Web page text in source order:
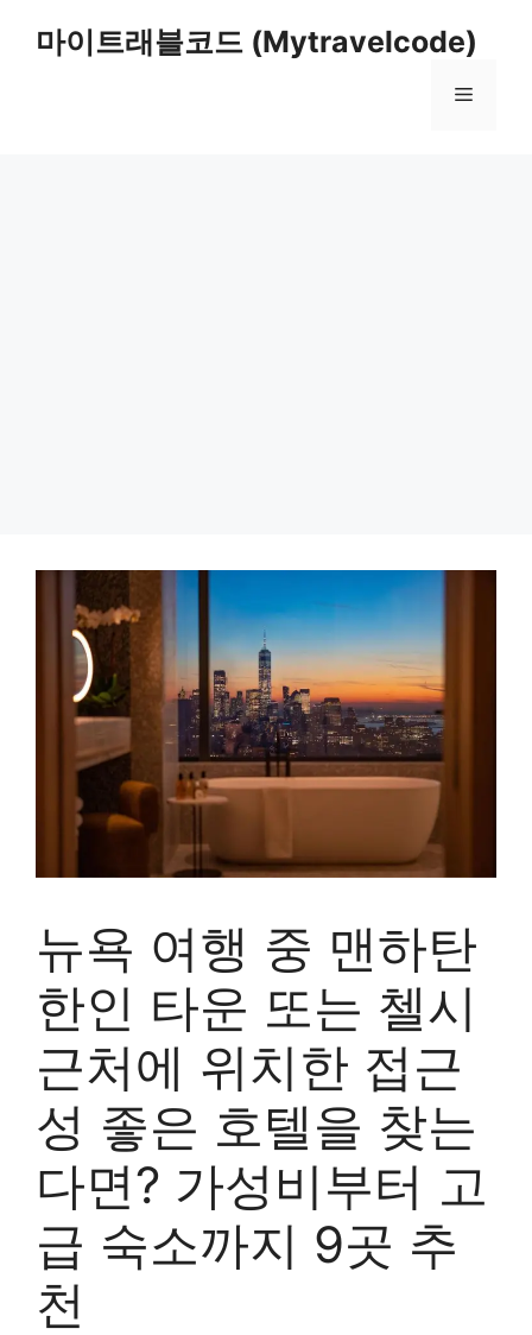
마이트래블코드 (Mytravelcode)
메
뉴욕 여행 중 맨하탄
한인 타운 또는 첼시
근처에 위치한 접근
성 좋은 호텔을 찾는
다면? 가성비부터 고
급 숙소까지 9곳 추
천